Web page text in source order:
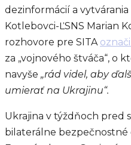
dezinformácií a
Kotlebovci-ĽSNS Marian
rozhovore pre SITA označil
za „vojnového štváča“, o
navyše „rád videl, aby
umierať na Ukrajinu“.
Ukrajina v týždňoch pred
bilaterálne bezpečnostné